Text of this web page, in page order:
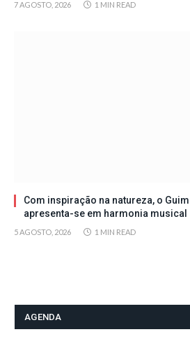
7 AGOSTO, 2026 1 MIN READ
Com inspiração na natureza, o
apresenta-se em harmonia musical
5 AGOSTO, 2026 1 MIN READ
AGENDA